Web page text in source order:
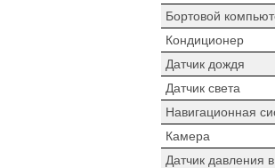
Бортовой
Кондиционер
Датчик дождя
Датчик света
Навигационная
Камера
Датчик давления